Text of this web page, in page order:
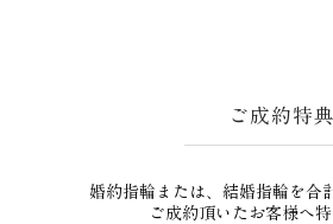
​ご成約特典
婚約指輪または、結婚指輪を合
ご成約頂いたお客様へ特